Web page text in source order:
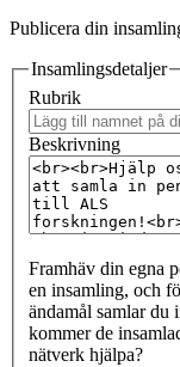
Publicera din
Insamlingsdetaljer
Rubrik
Beskrivning
Framhäv din egna
en insamling, och
ändamål samlar
kommer de
nätverk hjälpa?